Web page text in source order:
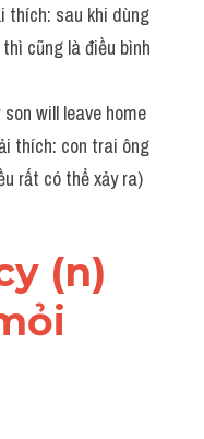
thích: sau khi dùng
cũng là điều bình
will leave home
thích: con trai ông
rất có thể xảy ra)
(n)